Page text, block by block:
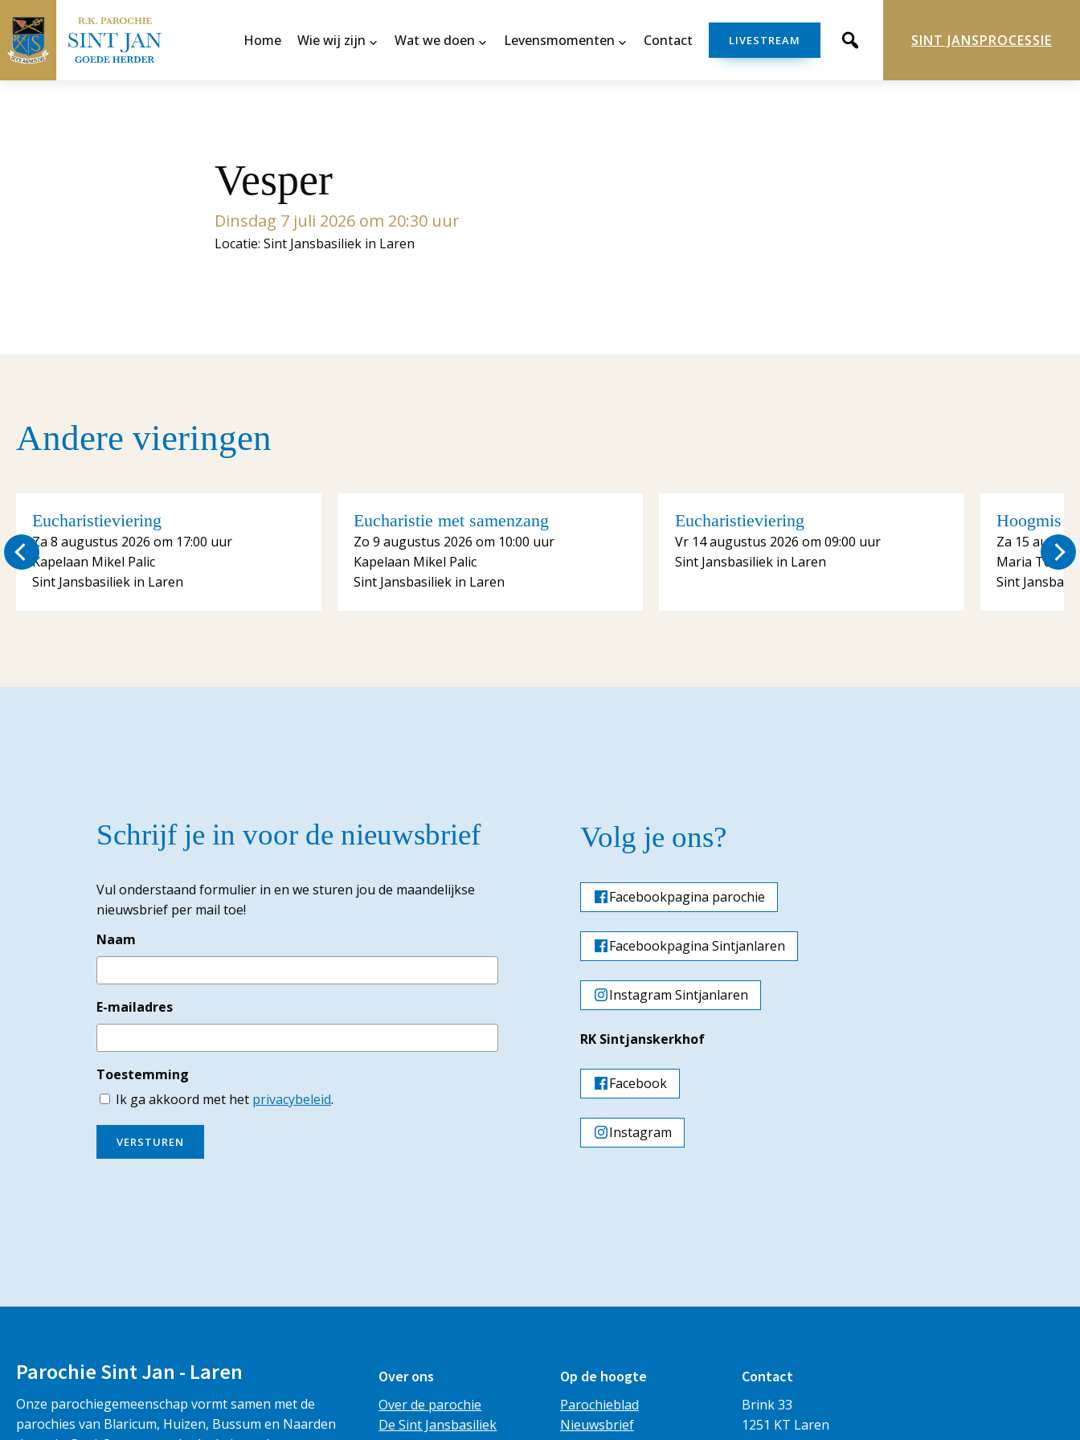
Home Wie wij zijn Wat we doen Levensmomenten Contact LIVESTREAM SINT JANSPROCESSIE
Vesper
Dinsdag 7 juli 2026 om 20:30 uur
Locatie: Sint Jansbasiliek in Laren
Andere vieringen
Eucharistieviering
Za 8 augustus 2026 om 17:00 uur
Kapelaan Mikel Palic
Sint Jansbasiliek in Laren
Eucharistie met samenzang
Zo 9 augustus 2026 om 10:00 uur
Kapelaan Mikel Palic
Sint Jansbasiliek in Laren
Eucharistieviering
Vr 14 augustus 2026 om 09:00 uur
Sint Jansbasiliek in Laren
Hoogmis
Za 15
Maria
Sint
Schrijf je in voor de nieuwsbrief
Vul onderstaand formulier in en we sturen jou de maandelijkse
nieuwsbrief per mail toe!
Naam
E-mailadres
Toestemming
Ik ga akkoord met het privacybeleid.
VERSTUREN
Volg je ons?
Facebookpagina parochie
Facebookpagina Sintjanlaren
Instagram Sintjanlaren
RK Sintjanskerkhof
Facebook
Instagram
Parochie Sint Jan - Laren
Onze parochiegemeenschap vormt samen met de
parochies van Blaricum, Huizen, Bussum en Naarden
Over ons
Over de parochie
De Sint Jansbasiliek
Op de hoogte
Parochieblad
Nieuwsbrief
Contact
Brink 33
1251 KT Laren